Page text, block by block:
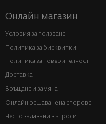
Онлайн магазин
Условия за ползване
Политика за бисквитки
Политика за поверителност
Доставка
Връщане и замяна
Онлайн решаване на спорове
Често задавани въпроси